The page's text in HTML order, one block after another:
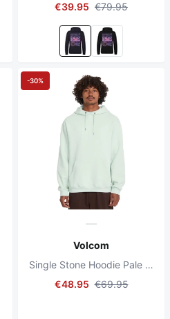
€39.95 €79.95
Volcom
Single Stone Hoodie Pale Aqua
€48.95 €69.95
-30%